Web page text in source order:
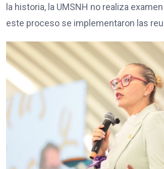
la historia, la UMSNH no realiza
este proceso se implementaron las